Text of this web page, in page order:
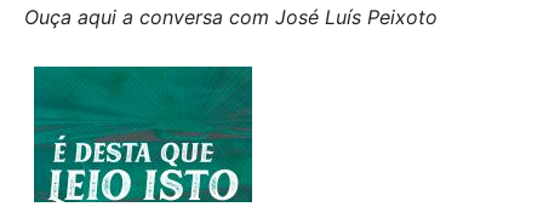
Ouça aqui a conversa com José Luís Peixoto